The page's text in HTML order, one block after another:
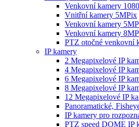
Venkovní kamery
Vnitřní kamery 5MPix
Venkovní kamery
Venkovní kamery
PTZ otočné venkovní
IP kamery
2 Megapixelové IP
4 Megapixelové IP
6 Megapixelové IP
8 Megapixelové IP
12 Megapixelové IP
Panoramatické,
IP kamery pro
PTZ speed DOME IP